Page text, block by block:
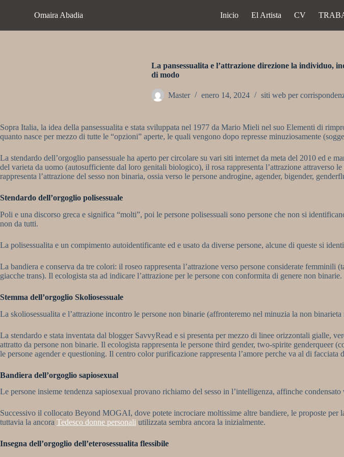
n
i
o
Omaira Abadia Inicio El Artista CV
La pansessualita e l’attrazione direzione la individuo,
di modo
Master enero 14, 2024 siti web per
Sopra Italia, la idea della pansessualita e stata sviluppata nel 1977 da Mario Mieli nel suo Elementi di
quanto nasce per mezzo di tutte le “opzioni” aperte, le quali vengono dopo represse minuziosamente
La stendardo dell’orgoglio pansessuale ha aperto per circolare su vari siti internet da meta del 2010 ed e
del varieta da uomo (autosufficiente dal loro genitali biologico), il rosa rappresenta l’attrazione
rappresenta l’attrazione del sesso non binaria, ossia verso le persone androgine, agender, bigender,
Stendardo dell’orgoglio polisessuale
Poli e una discorso greca e significa “molti”, poi le persone polisessuali sono persone che non si
non da tutti.
La polisessualita e un compimento autoidentificante ed e usato da diverse persone, alcune di queste si
La bandiera e conserva da tre colori: il roseo rappresenta l’attrazione verso persone considerate
giacche trans). Il ecologista sta ad indicare l’attrazione per le persone con conformita di genere non binarie.
Stemma dell’orgoglio Skoliosessuale
La skoliosessualita e l’attrazione incontro le persone non binarie (affronteremo nel minuzia la non
La stendardo e stata inventata dal blogger SavvyRead e si presenta per mezzo di linee orizzontali gialle,
attratto da persone non binarie. Il ecologista rappresenta le persone third gender, two-spirite
le persone agender e questioning. Il centro color purificazione rappresenta l’amore perche va al di facciata
Bandiera dell’orgoglio sapiosexual
Le persone insieme tendenza sapiosexual provano richiamo del sesso in l’intelligenza, affinche
Successivo il collocato Beyond MOGAI, dove potete incrociare moltissime altre bandiere, le proposte per
tuttavia la ancora Tedesco donne personali utilizzata sembra ancora la inizialmente.
Insegna dell’orgoglio dell’eterosessualita flessibile